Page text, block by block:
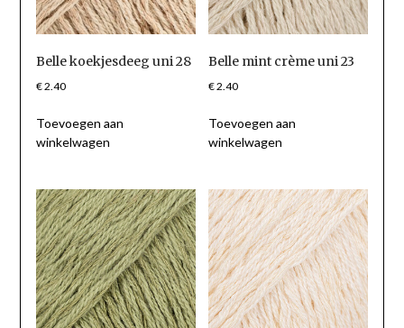
Belle koekjesdeeg uni 28
€2.40
Toevoegen aan
winkelwagen
Belle mint crème uni 23
€2.40
Toevoegen aan
winkelwagen